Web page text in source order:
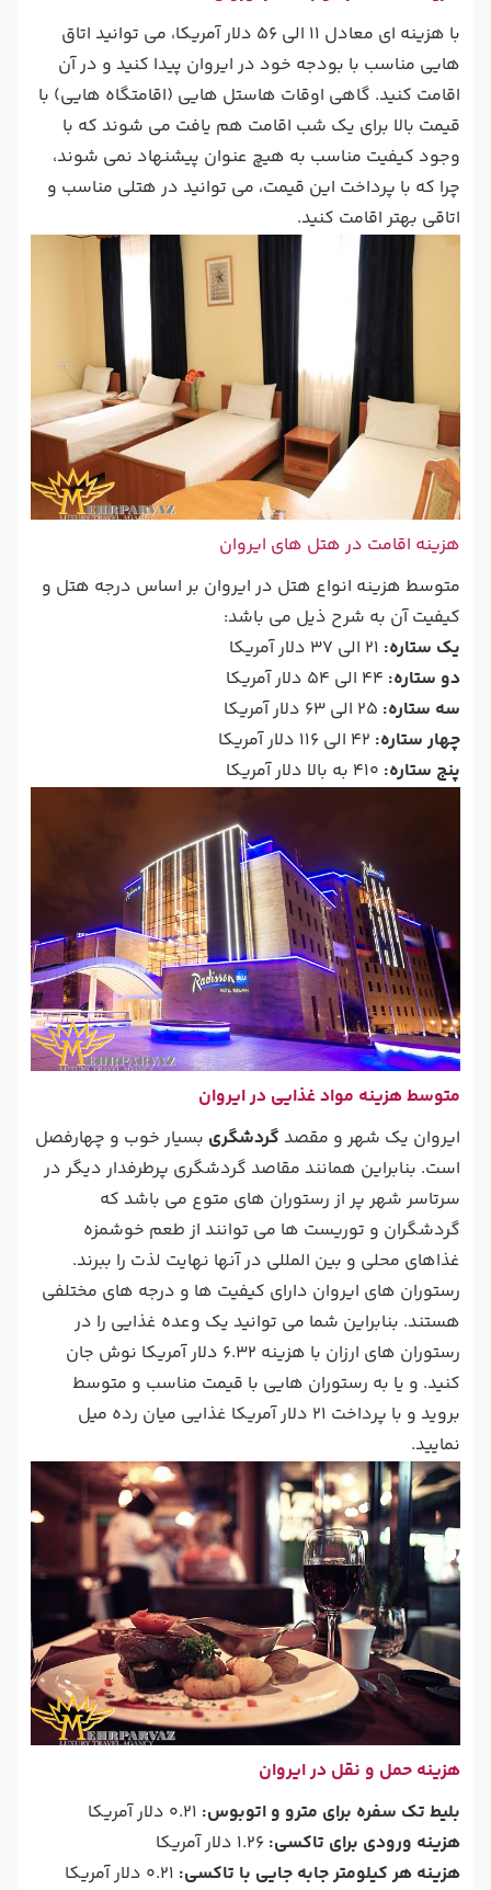
با هزینه ای معادل 11 الی 56 دلار آمریکا، می توانید اتاق
هایی مناسب با بودجه خود در ایروان پیدا کنید و در آن
اقامت کنید. گاهی اوقات هاستل هایی (اقامتگاه هایی) با
قیمت بالا برای یک شب اقامت هم یافت می شوند که با
وجود کیفیت مناسب به هیچ عنوان پیشنهاد نمی شوند،
چرا که با پرداخت این قیمت، می توانید در هتلی مناسب و
اتاقی بهتر اقامت کنید.
هزینه اقامت در هتل های ایروان
متوسط هزینه انواع هتل در ایروان بر اساس درجه هتل و
کیفیت آن به شرح ذیل می باشد:
یک ستاره:
دو ستاره:
سه ستاره:
چهار ستاره:
پنج ستاره:
متوسط هزینه مواد غذایی در ایروان
ایروان یک شهر و مقصد گردشگری بسیار خوب و چهارفصل
است. بنابراین همانند مقاصد گردشگری پرطرفدار دیگر در
سرتاسر شهر پر از رستوران های متوع می باشد که
گردشگران و توریست ها می توانند از طعم خوشمزه
غذاهای محلی و بین المللی در آنها نهایت لذت را ببرند.
رستوران های ایروان دارای کیفیت ها و درجه های مختلفی
هستند. بنابراین شما می توانید یک وعده غذایی را در
رستوران های ارزان با هزینه 6.32 دلار آمریکا نوش جان
کنید. و یا به رستوران هایی با قیمت مناسب و متوسط
بروید و با پرداخت 21 دلار آمریکا غذایی میان رده میل
نمایید.
هزینه حمل و نقل در ایروان
بلیط تک سفره برای مترو و اتوبوس:
هزینه ورودی برای تاکسی:
هزینه هر کیلومتر جابه جایی با تاکسی: